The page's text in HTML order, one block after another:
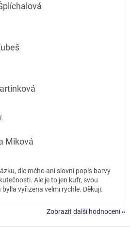
je 5 z 5 hvězdiček.
je 5 z 5 hvězdiček.
je 5 z 5 hvězdiček.
Miková
je 5 z 5 hvězdiček.
dle mého ani slovní popis barvy
Ale je to jen kufr, svou
vyřizena velmi rychle. Děkuji.
Zobrazit další hodnocení